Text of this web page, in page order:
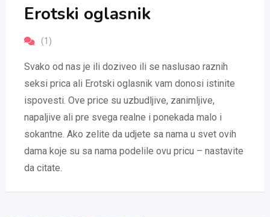
Erotski oglasnik
(1)
Svako od nas je ili doziveo ili se naslusao raznih
seksi prica ali Erotski oglasnik vam donosi istinite
ispovesti. Ove price su uzbudljive, zanimljive,
napaljive ali pre svega realne i ponekada malo i
sokantne. Ako zelite da udjete sa nama u svet ovih
dama koje su sa nama podelile ovu pricu – nastavite
da citate.